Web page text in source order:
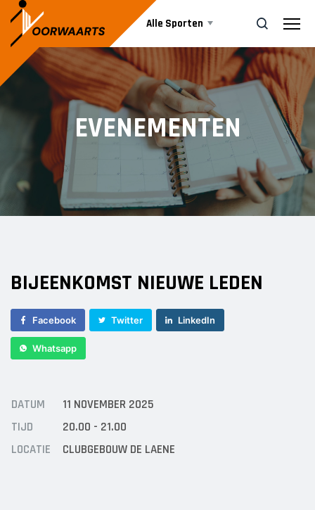
Alle Sporten
Nieuws
Events
Business
Vrijwilliger worden
Sponsor worden
ZOEK
EVENEMENTEN
BIJEENKOMST NIEUWE LEDEN
Facebook Twitter LinkedIn
Whatsapp
DATUM
11 NOVEMBER 2025
TIJD
20.00 - 21.00
LOCATIE
CLUBGEBOUW DE LAENE